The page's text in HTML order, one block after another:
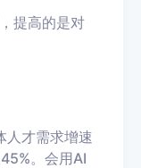
提高的是对
人才需求增速
。会用AI